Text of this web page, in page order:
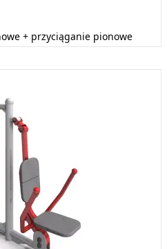
+ przyciąganie pionowe